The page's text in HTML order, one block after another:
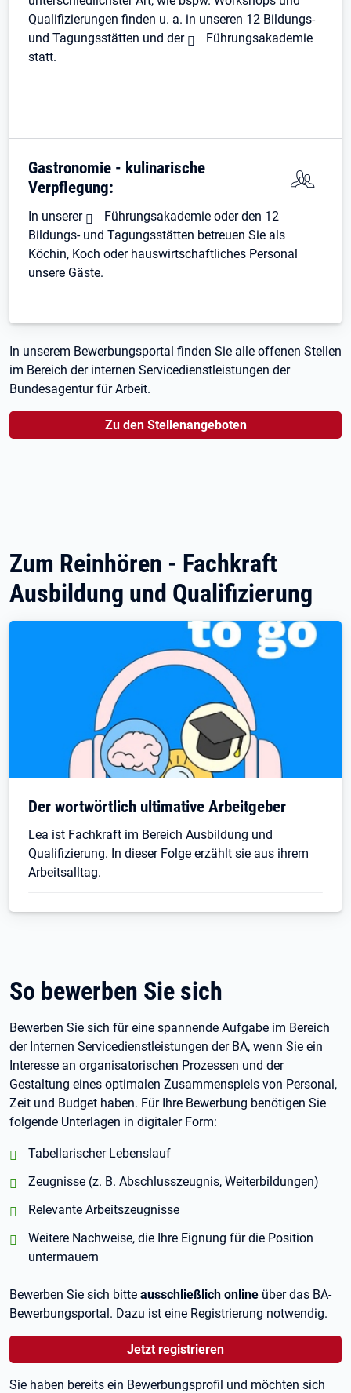
Qualifizierungen finden u. a. in unseren 12 Bildungs-
und Tagungsstätten und der
Führungsakademie
statt.
Gastronomie - kulinarische
Verpflegung:
In unserer Führungsakademie oder den 12
Bildungs- und Tagungsstätten betreuen Sie als
Köchin, Koch oder hauswirtschaftliches Personal
unsere Gäste.
In unserem Bewerbungsportal finden Sie alle offenen Stellen
im Bereich der internen Servicedienstleistungen der
Bundesagentur für Arbeit.
Zu den Stellenangeboten
Zum Reinhören - Fachkraft
Ausbildung und Qualifizierung
Öffnet in neuem Tab
Der wortwörtlich ultimative Arbeitgeber
Lea ist Fachkraft im Bereich Ausbildung und
Qualifizierung. In dieser Folge erzählt sie aus ihrem
Arbeitsalltag.
So bewerben Sie sich
Bewerben Sie sich für eine spannende Aufgabe im Bereich
der Internen Servicedienstleistungen der BA, wenn Sie ein
Interesse an organisatorischen Prozessen und der
Gestaltung eines optimalen Zusammenspiels von Personal,
Zeit und Budget haben. Für Ihre Bewerbung benötigen Sie
folgende Unterlagen in digitaler Form:
positiv:
Tabellarischer Lebenslauf
positiv:
Zeugnisse (z. B. Abschlusszeugnis, Weiterbildungen)
positiv:
Relevante Arbeitszeugnisse
positiv:
Weitere Nachweise, die Ihre Eignung für die Position
untermauern
Bewerben Sie sich bitte ausschließlich online über das BA-
Bewerbungsportal. Dazu ist eine Registrierung notwendig.
Jetzt registrieren
Sie haben bereits ein Bewerbungsprofil und möchten sich